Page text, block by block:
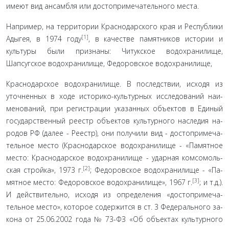
имеют вид ансамбля или достопримечательного места.
Например, на территории Краснодарского края и Ре­спублики
Адыгея, в 1974 году[1], в качестве памятников исто­рии и
культуры были признаны: Читукское водохранилище,
Шапсугское водохранилище, Федоровское водохранилище,
Краснодарское водохранилище. В последствии, исходя из
уточненных в ходе историко-культурных исследований наи­
менований, при регистрации указанных объектов в Единый
государственный реестр объектов культурного наследия на­
родов РФ (далее - Реестр), они получили вид - достопримеча­
тельное место (Краснодарское водохранилище - «Памятное
место: Краснодарское водохранилище - ударная комсомоль­
ская стройка», 1973 г.[2]; Федоровское водохранилище - «Па­
мятное место: Федоровское водохранилище», 1967 г.[3]; и т.д.).
И действительно, исходя из определения «достопримеча­
тельное место», которое содержится в ст. 3 Федерального за­
кона от 25.06.2002 года № 73-ФЗ «Об объектах культурного